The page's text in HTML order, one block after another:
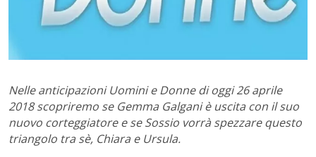
Nelle anticipazioni Uomini e Donne di oggi 26 aprile
2018 scopriremo se Gemma Galgani è uscita con il suo
nuovo corteggiatore e se Sossio vorrà spezzare questo
triangolo tra sè, Chiara e Ursula.